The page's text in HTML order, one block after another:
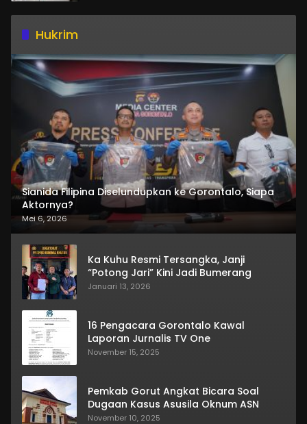
Hukrim
Sianida Filipina Diselundupkan ke Gorontalo, Siapa
Aktornya?
Mei 6, 2026
Ka Kuhu Resmi Tersangka, Janji
“Potong Jari” Kini Jadi Bumerang
Januari 13, 2026
16 Pengacara Gorontalo Kawal
Laporan Jurnalis TV One
November 15, 2025
Pemkab Gorut Angkat Bicara Soal
Dugaan Kasus Asusila Oknum ASN
November 10, 2025